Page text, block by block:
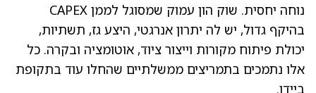
נוחה יחסית. שוק הון עמוק שמסוגל לממן CAPEX
בהיקף גדול, יש לה יתרון אנרגטי, היצע גז, תשתיות,
יכולת פיתוח מקורות וייצור ציוד, אוטומציה ובקרה. כל
אלו נתמכים בתמריצים ממשלתיים שהחלו עוד בתקופת
ביידן.